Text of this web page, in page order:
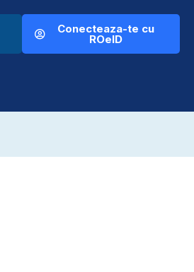
Conecteaza-te cu
ROeID